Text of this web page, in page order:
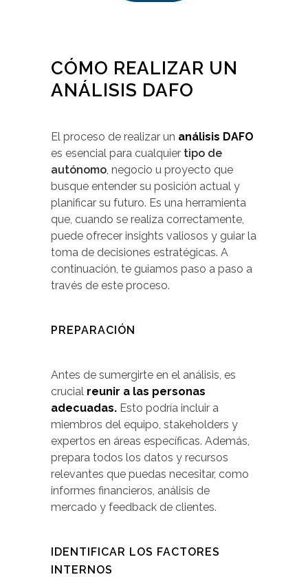
CÓMO REALIZAR UN
ANÁLISIS DAFO
El proceso de realizar un análisis DAFO
es esencial para cualquier tipo de
autónomo, negocio u proyecto que
busque entender su posición actual y
planificar su futuro. Es una herramienta
que, cuando se realiza correctamente,
puede ofrecer insights valiosos y guiar la
toma de decisiones estratégicas. A
continuación, te guiamos paso a paso a
través de este proceso.
PREPARACIÓN
Antes de sumergirte en el análisis, es
crucial reunir a las personas
adecuadas. Esto podría incluir a
miembros del equipo, stakeholders y
expertos en áreas específicas. Además,
prepara todos los datos y recursos
relevantes que puedas necesitar, como
informes financieros, análisis de
mercado y feedback de clientes.
IDENTIFICAR LOS FACTORES
INTERNOS